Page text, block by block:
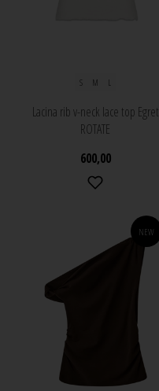
S M L
Lacina rib v-neck lace top Egret
ROTATE
600,00
NEW